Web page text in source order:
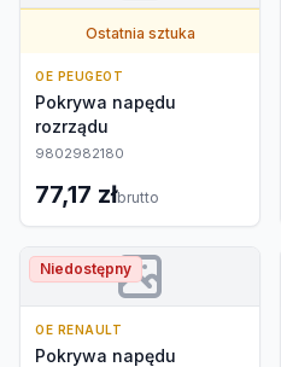
Ostatnia sztuka
OE PEUGEOT
Pokrywa napędu
rozrządu
9802982180
77,17 złbrutto
Niedostępny
OE RENAULT
Pokrywa napędu